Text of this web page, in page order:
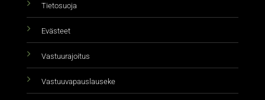
Tietosuoja
Evästeet
Vastuurajoitus
Vastuuvapauslauseke